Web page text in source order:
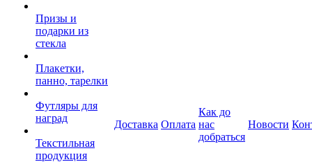
Призы и
подарки из
стекла
Плакетки,
панно, тарелки
Футляры для
наград
Текстильная
продукция
Доставка Оплата
Как до
нас
добраться
Новости